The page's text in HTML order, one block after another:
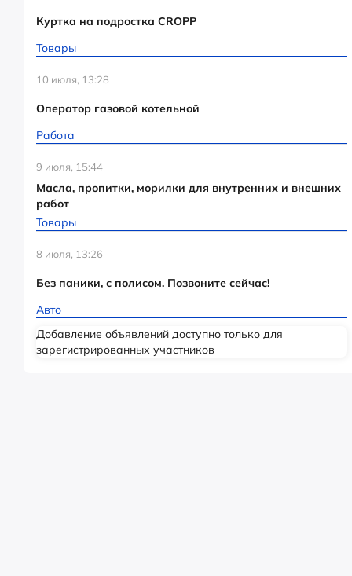
Куртка на подростка CROPP
Товары
10 июля, 13:28
Оператор газовой котельной
Работа
9 июля, 15:44
Масла, пропитки, морилки для внутренних и внешних
работ
Товары
8 июля, 13:26
Без паники, с полисом. Позвоните сейчас!
Авто
Добавление объявлений доступно только для
зарегистрированных участников